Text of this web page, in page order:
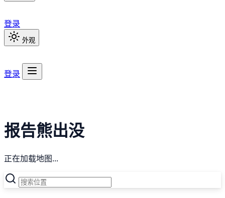
登录
外观
登录
报告熊出没
正在加载地图...